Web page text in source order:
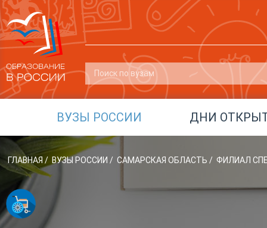
ВУЗЫ РОССИИ ДНИ
ГЛАВНАЯ / ВУЗЫ РОССИИ / САМАРСКАЯ ОБЛАСТЬ / ФИЛИАЛ